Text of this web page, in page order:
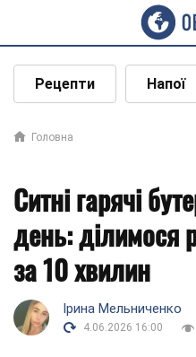
Рецепти Напої
Головна
Ситні гарячі
день: ділимося
за 10 хвилин
Ірина Мельниченко
4.06.2026 16:00